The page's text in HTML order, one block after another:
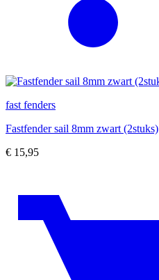
fast fenders
Fastfender sail 8mm zwart (2stuks)
€ 15,95